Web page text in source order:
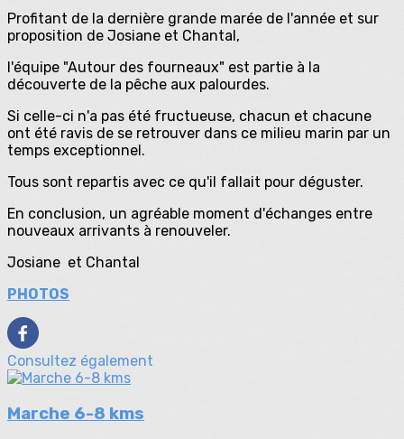
Profitant de la dernière grande marée de l'année et sur
proposition de Josiane et Chantal,
l'équipe "Autour des fourneaux" est partie à la
découverte de la pêche aux palourdes.
Si celle-ci n'a pas été fructueuse, chacun et chacune
ont été ravis de se retrouver dans ce milieu marin par un
temps exceptionnel.
Tous sont repartis avec ce qu'il fallait pour déguster.
En conclusion, un agréable moment d'échanges entre
nouveaux arrivants à renouveler.
Josiane et Chantal
PHOTOS
Consultez également
Marche 6-8 kms